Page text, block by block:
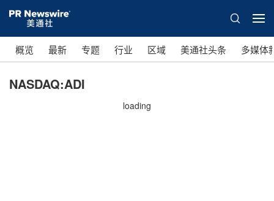
概览 最新 专题 行业 区域 美通社头条 多媒体
NASDAQ:ADI
loading